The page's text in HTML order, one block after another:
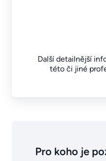
Další detailnější
této či jiné
Pro koho je